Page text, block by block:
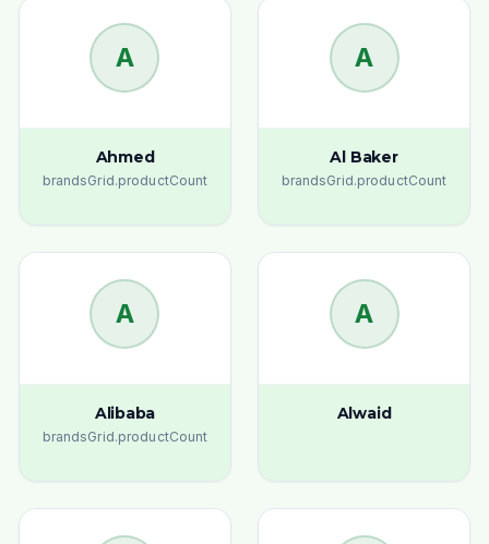
A
Ahmed
brandsGrid.productCount
A
Al Baker
brandsGrid.productCount
A
Alibaba
brandsGrid.productCount
A
Alwaid